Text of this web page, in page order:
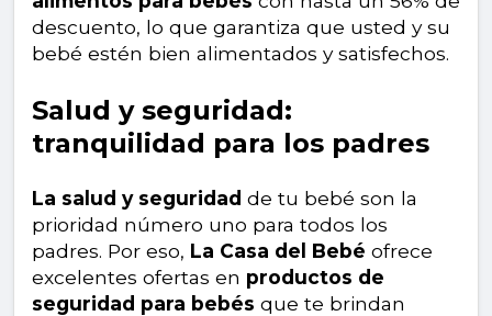
descuento, lo que garantiza que usted y su
bebé estén bien alimentados y satisfechos.
Salud y seguridad:
tranquilidad para los padres
La salud y seguridad de tu bebé son la
prioridad número uno para todos los
padres. Por eso, La Casa del Bebé ofrece
excelentes ofertas en productos de
seguridad para bebés que te brindan